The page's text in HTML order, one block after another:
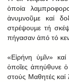
ὁποία
ἀνυµνοῦµε καί
στρέψουµε τή
πήγασαν ἀπό τό
«Εἰρήνη ὑµῖν»
ὁποῖες ἀπηύθυνε
στούς Μαθητές καί